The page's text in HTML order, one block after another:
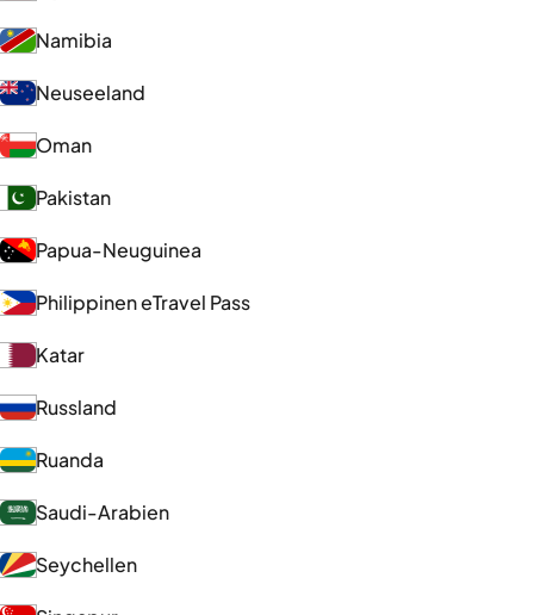
Namibia
Neuseeland
Oman
Pakistan
Papua-Neuguinea
Philippinen eTravel Pass
Katar
Russland
Ruanda
Saudi-Arabien
Seychellen